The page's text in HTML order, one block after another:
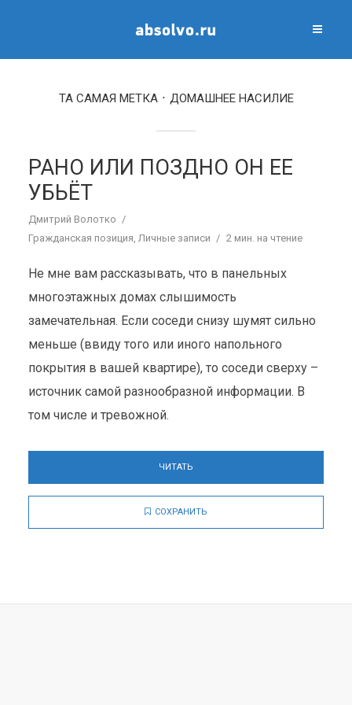
ТА САМАЯ МЕТКА ДОМАШНЕЕ НАСИЛИЕ
РАНО ИЛИ ПОЗДНО ОН ЕЕ
УБЬЁТ
Дмитрий Волотко
Гражданская позиция, Личные записи 2 мин. на чтение
Не мне вам рассказывать, что в панельных
многоэтажных домах слышимость
замечательная. Если соседи снизу шумят сильно
меньше (ввиду того или иного напольного
покрытия в вашей квартире), то соседи сверху –
источник самой разнообразной информации. В
том числе и тревожной.
ЧИТАТЬ
СОХРАНИТЬ